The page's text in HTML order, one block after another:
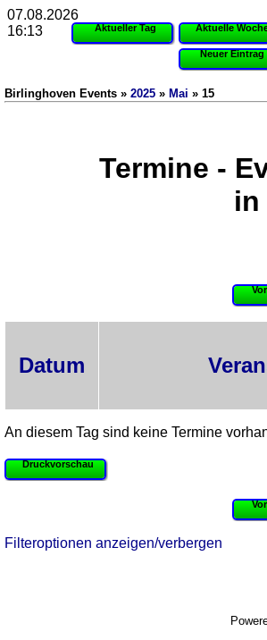
Aktueller Tag Aktuelle
Neuer Eintrag
Birlinghoven Events » 2025 » Mai » 15
Termine -
in
Datum
An diesem Tag sind keine Termine
Druckvorschau
Filteroptionen anzeigen/verbergen
07.08.2026
16:13